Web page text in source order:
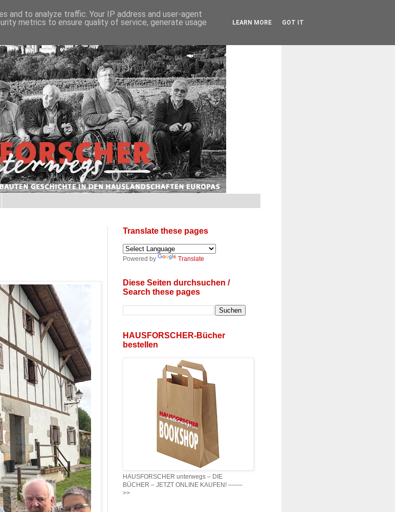
Translate these pages
Powered by Translate
Diese Seiten durchsuchen /
Search these pages
HAUSFORSCHER-Bücher
bestellen
HAUSFORSCHER unterwegs – DIE
BÜCHER – JETZT ONLINE KAUFEN! ––––
>>
and to analyze traffic. Your IP address and user-agent
metrics to ensure quality of service, generate usage
LEARN MORE GOT IT